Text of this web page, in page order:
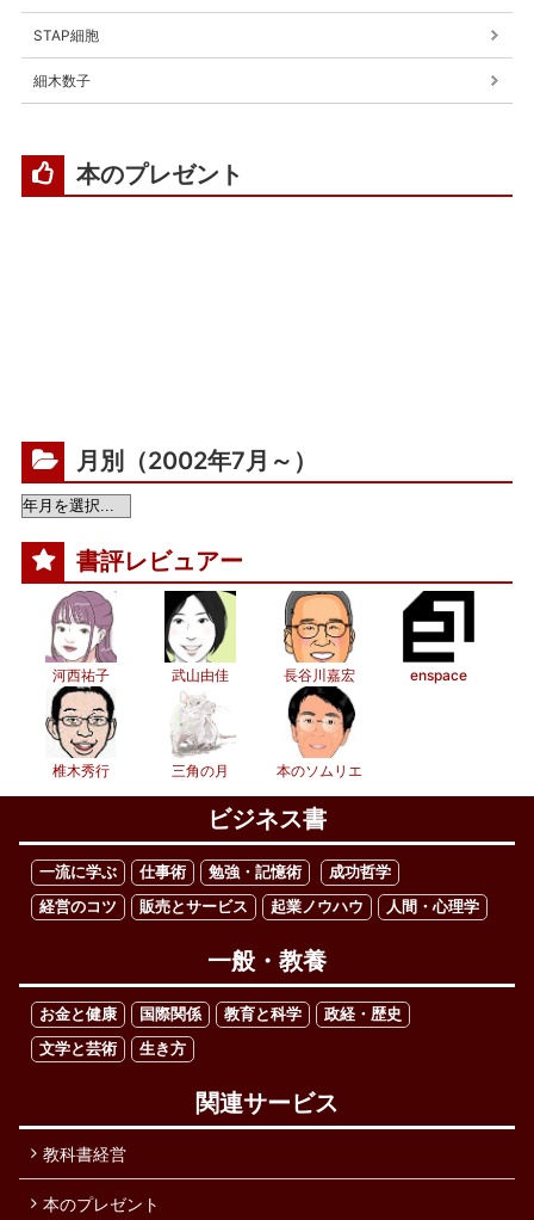
STAP細胞
細木数子
本のプレゼント
月別（2002年7月～）
書評レビュアー
河西祐子 武山由佳 長谷川嘉宏 enspace
椎木秀行 三角の月 本のソムリエ
ビジネス書
一流に学ぶ 仕事術 勉強・記憶術
成功哲学
経営のコツ
販売とサービス 起業ノウハウ 人間・心理学
一般・教養
お金と健康 国際関係 教育と科学
政経・歴史
文学と芸術
生き方
関連サービス
教科書経営
本のプレゼント